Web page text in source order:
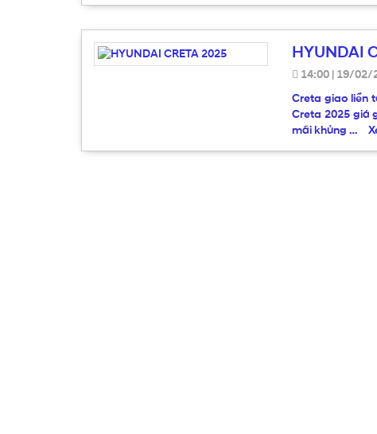
HYUNDAI
14:00 | 19/02/
Creta giao liền
Creta 2025 giá
mãi khủng …